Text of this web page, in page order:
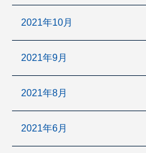
2021年10月
2021年9月
2021年8月
2021年6月